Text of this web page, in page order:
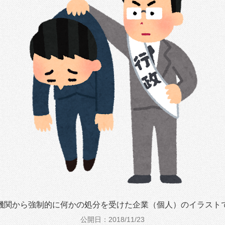
関から強制的に何かの処分を受けた企業（個人）のイラスト
公開日：2018/11/23